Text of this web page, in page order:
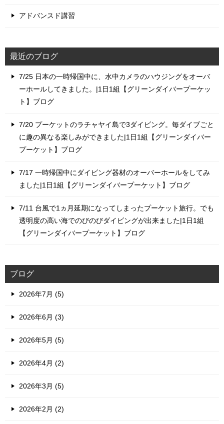
アドバンスド講習
最近のブログ
7/25 日本の一時帰国中に、水中カメラのハウジングをオーバ
ーホールしてきました。|1日1組【グリーンダイバープーケッ
ト】ブログ
7/20 プーケットのラチャヤイ島で3ダイビング。毎ダイブごと
に趣の異なる楽しみができました|1日1組【グリーンダイバー
プーケット】ブログ
7/17 一時帰国中にダイビング器材のオーバーホールをしてみ
ました|1日1組【グリーンダイバープーケット】ブログ
7/11 台風で1ヵ月延期になってしまったプーケット旅行。でも
透明度の高い海でのびのびダイビングが出来ました|1日1組
【グリーンダイバープーケット】ブログ
ブログ
2026年7月 (5)
2026年6月 (3)
2026年5月 (5)
2026年4月 (2)
2026年3月 (5)
2026年2月 (2)